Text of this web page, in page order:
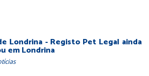
Londrina - Registo Pet Legal ainda
em Londrina